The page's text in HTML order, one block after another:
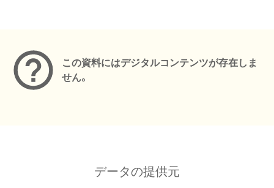
この資料にはデジタルコンテンツが存在しま
せん。
データの提供元